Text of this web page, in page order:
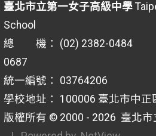
臺北市立第一女子高級中學
School
總 機： (02) 2382-0484 校
0687
統一編號： 03764206
學校地址： 100006 臺北市中
版權所有 © 2000 - 2026 臺北市